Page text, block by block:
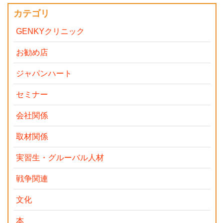
カテゴリ
GENKYクリニック
お勧め店
ジャパンハート
セミナー
会社関係
取材関係
実習生・グルーバル人材
戦争関連
文化
本